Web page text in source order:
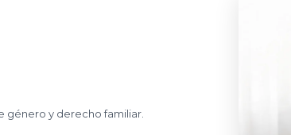
género y derecho familiar.